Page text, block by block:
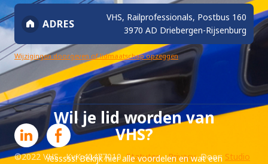
Wil je lid worden van
VHS?
Yesssss! Bekijk hier alle voordelen en wat een
ADRES
VHS, Railprofessionals, Postbus 160
3970 AD Driebergen-Rijsenburg
Wijzigingen doorgeven of lidmaatschap opzeggen
©2022 VHS KvK 40477010Statuten PrivacyDoor: Studio